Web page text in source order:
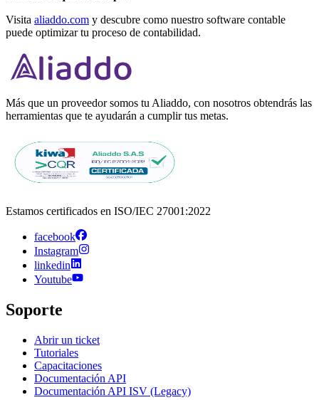
Visita aliaddo.com y descubre como nuestro software contable
puede optimizar tu proceso de contabilidad.
Más que un proveedor somos tu Aliaddo, con nosotros obtendrás las
herramientas que te ayudarán a cumplir tus metas.
Estamos certificados en ISO/IEC 27001:2022
facebook
Instagram
linkedin
Youtube
Soporte
Abrir un ticket
Tutoriales
Capacitaciones
Documentación API
Documentación API ISV (Legacy)